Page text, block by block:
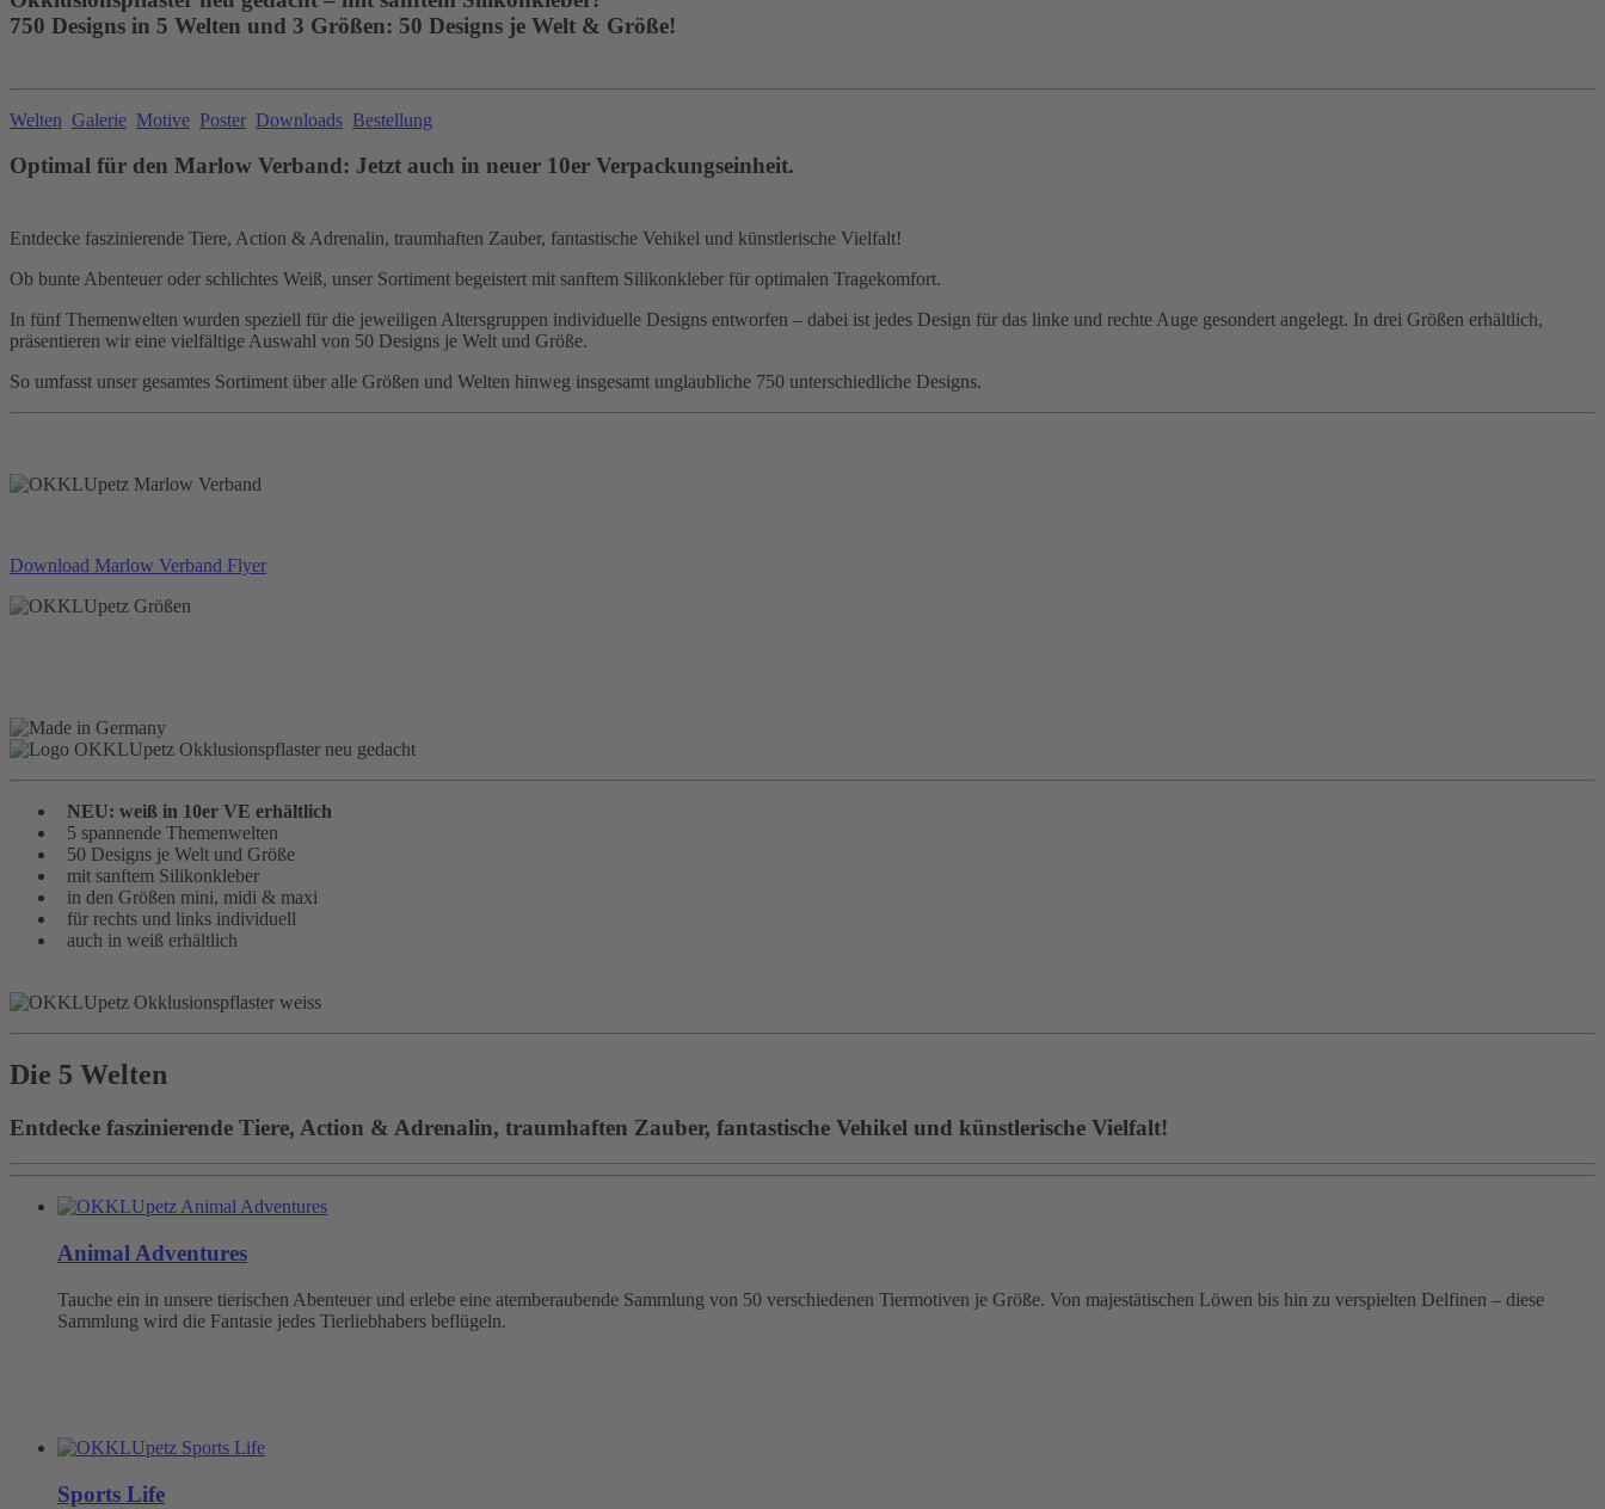
750 Designs in 5 Welten und 3 Größen: 50 Designs je Welt & Größe!
Welten Galerie Motive Poster Downloads Bestellung
Optimal für den Marlow Verband: Jetzt auch in neuer 10er Verpackungseinheit.
Entdecke faszinierende Tiere, Action & Adrenalin, traumhaften Zauber, fantastische Vehikel und künstlerische Vielfalt!
Ob bunte Abenteuer oder schlichtes Weiß, unser Sortiment begeistert mit sanftem Silikonkleber für optimalen Tragekomfort.
In fünf Themenwelten wurden speziell für die jeweiligen Altersgruppen individuelle Designs entworfen – dabei ist jedes Design für das linke und rechte Auge gesondert angelegt. In drei Größen erhältlich,
präsentieren wir eine vielfältige Auswahl von 50 Designs je Welt und Größe.
So umfasst unser gesamtes Sortiment über alle Größen und Welten hinweg insgesamt unglaubliche 750 unterschiedliche Designs.
Download Marlow Verband Flyer
NEU: weiß in 10er VE erhältlich
5 spannende Themenwelten
50 Designs je Welt und Größe
mit sanftem Silikonkleber
in den Größen mini, midi & maxi
für rechts und links individuell
auch in weiß erhältlich
Die 5 Welten
Entdecke faszinierende Tiere, Action & Adrenalin, traumhaften Zauber, fantastische Vehikel und künstlerische Vielfalt!
Animal Adventures
Tauche ein in unsere tierischen Abenteuer und erlebe eine atemberaubende Sammlung von 50 verschiedenen Tiermotiven je Größe. Von majestätischen Löwen bis hin zu verspielten Delfinen – diese
Sammlung wird die Fantasie jedes Tierliebhabers beflügeln.
Sports Life